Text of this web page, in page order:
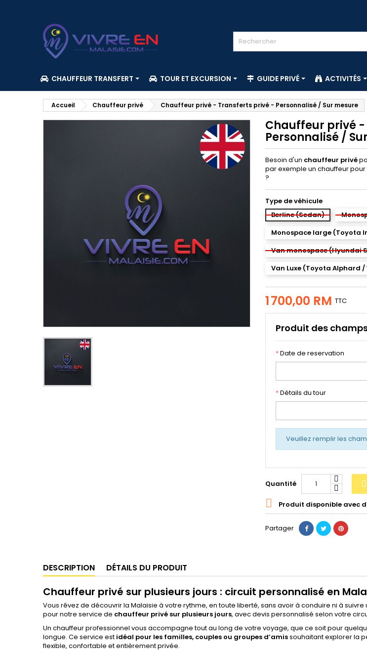
CHAUFFEUR TRANSFERT TOUR ET EXCURSION GUIDE PRIVÉ ACTIVITÉS
Accueil Chauffeur privé Chauffeur privé - Transferts privé - Personnalisé / Sur mesure
Chauffeur privé
Personnalisé /
Besoin d'un chauffeur privé
par exemple un chauffeur pour
?
Type de véhicule
Berline (Sedan)
Monospace large (Toyota
Van monospace (Hyundai
Van Luxe (Toyota Alphard
1 700,00 RM TTC
Produit des
*Date de reservation
*Détails du tour
Veuillez remplir les
Quantité 
 Produit disponible avec
Partager
DESCRIPTION DÉTAILS DU PRODUIT
Chauffeur privé sur plusieurs jours : circuit personnalisé en
Vous rêvez de découvrir la Malaisie à votre rythme, en toute liberté, sans avoir à conduire ni à
pour notre service de chauffeur privé sur plusieurs jours, avec devis personnalisé selon votre
Un chauffeur professionnel vous accompagne tout au long de votre voyage, que ce soit pour
longue. Ce service est idéal pour les familles, couples ou groupes d’amissouhaitant explorer la
flexible, confortable et entièrement privée.